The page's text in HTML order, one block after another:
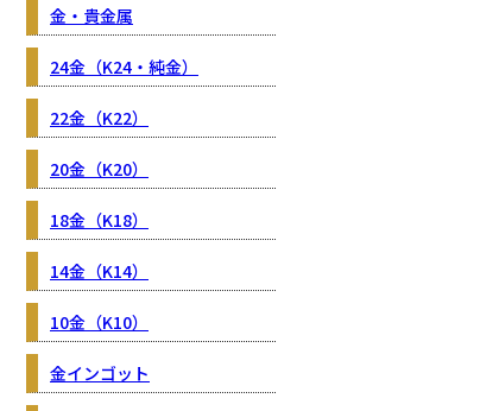
金・貴金属
24金（K24・純金）
22金（K22）
20金（K20）
18金（K18）
14金（K14）
10金（K10）
金インゴット